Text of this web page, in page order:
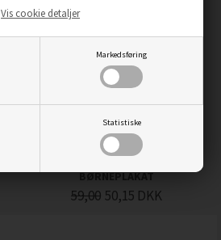
Markedsføring
Statistiske
Vis cookie detaljer
SUPERHELT GRØN
DINOSAURER -
BØRNEPLAKAT
59,00 50,15 DKK